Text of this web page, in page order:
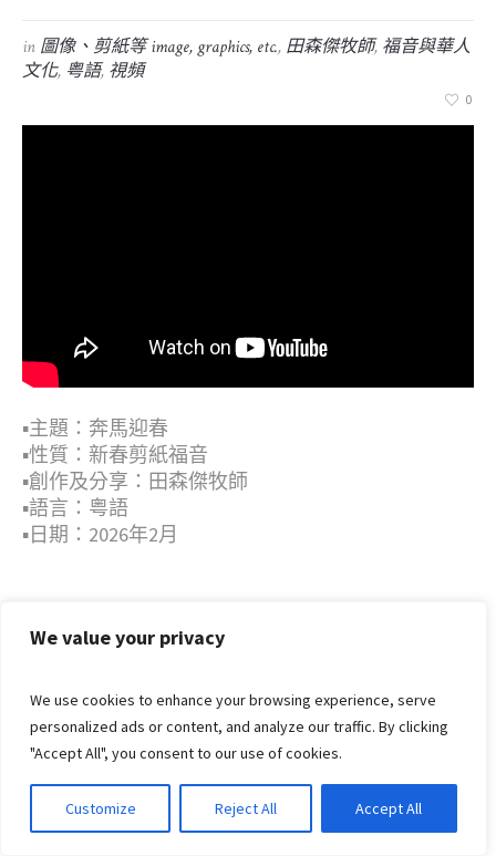
We value your privacy
We use cookies to enhance your browsing experience, serve
personalized ads or content, and analyze our traffic. By clicking
"Accept All", you consent to our use of cookies.
Customize Reject All Accept All
in 圖像、剪紙等 image, graphics, etc., 田森傑牧師, 福音與華人
文化, 粤語, 視頻
0
▪︎主題：奔馬迎春
▪︎性質：新春剪紙福音
▪︎創作及分享：田森傑牧師
▪︎語言：粤語
▪︎日期：2026年2月
14
新春剪紙福音——奔馬迎春（華語）
in圖像、剪紙等 image, graphics, etc.,田森傑牧師
福音與華人
華語,視頻